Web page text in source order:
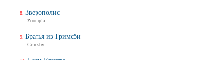
Зверополис
Zootopia
Братья из Гримсби
Grimsby